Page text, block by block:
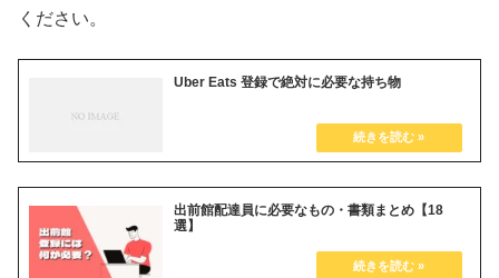
ください。
Uber Eats 登録で絶対に必要な持ち物
出前館配達員に必要なもの・書類まとめ【18
選】